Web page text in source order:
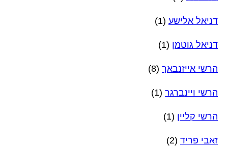
דניאל אלישע (1)
דניאל גוטמן (1)
הרשי אייזנבאך (8)
הרשי ויינברגר (1)
הרשי קליין (1)
זאבי פריד (2)